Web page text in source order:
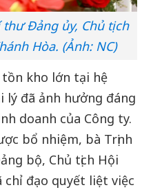
thư Đảng ủy, Chủ tịch
Hòa. (Ảnh: NC)
kho lớn tại hệ
lý đã ảnh hưởng đáng
doanh của Công ty.
bổ nhiệm, bà Trịnh
bộ, Chủ tịch Hội
chỉ đạo quyết liệt việc